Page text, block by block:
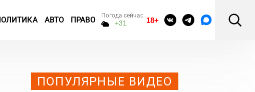
АВТО ПРАВО Погода сейчас
+31 18+
ПОПУЛЯРНЫЕ ВИДЕО